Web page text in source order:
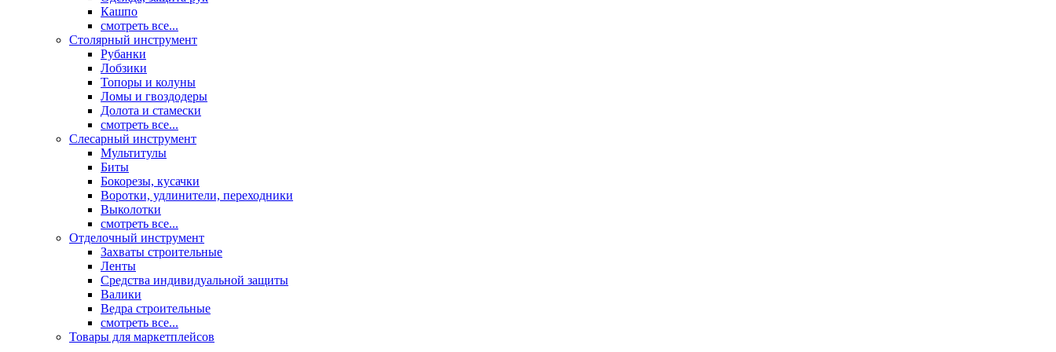
Кашпо
смотреть все...
Столярный инструмент
Рубанки
Лобзики
Топоры и колуны
Ломы и гвоздодеры
Долота и стамески
смотреть все...
Слесарный инструмент
Мультитулы
Биты
Бокорезы, кусачки
Воротки, удлинители, переходники
Выколотки
смотреть все...
Отделочный инструмент
Захваты строительные
Ленты
Средства индивидуальной защиты
Валики
Ведра строительные
смотреть все...
Товары для маркетплейсов